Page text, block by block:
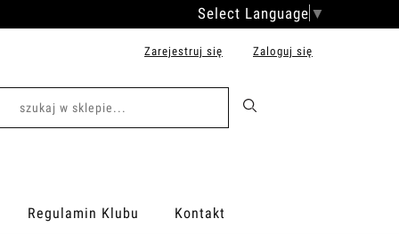
Select Language ▼
Zarejestruj się Zaloguj się
Regulamin Klubu Kontakt